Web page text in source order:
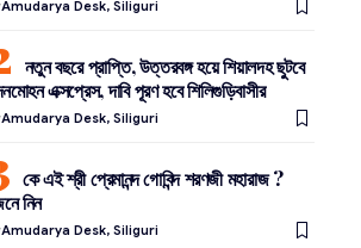
Amudarya Desk, Siliguri
নতুন বছরে প্রাপ্তি, উত্তরবঙ্গ হয়ে শিয়ালদহ ছুটবে
এক্সপ্রেস, দাবি পূরণ হবে শিলিগুড়িবাসীর
Amudarya Desk, Siliguri
কে এই শ্রী প্রেমানন্দ গোবিন্দ শরণজী মহারাজ ?
নিন
Amudarya Desk, Siliguri